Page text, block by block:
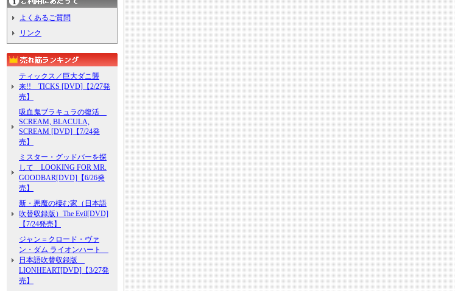
よくあるご質問
リンク
ティックス／巨大ダニ襲
来!! TICKS [DVD]【2/27発
売】
吸血鬼ブラキュラの復活
SCREAM, BLACULA,
SCREAM [DVD]【7/24発
売】
ミスター・グッドバーを探
して LOOKING FOR MR.
GOODBAR[DVD]【6/26発
売】
新・悪魔の棲む家（日本語
吹替収録版）The Evil[DVD]
【7/24発売】
ジャン＝クロード・ヴァ
ン・ダム ライオンハート
日本語吹替収録版
LIONHEART[DVD]【3/27発
売】